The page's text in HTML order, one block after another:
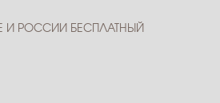
И РОССИИ БЕСПЛАТНЫЙ